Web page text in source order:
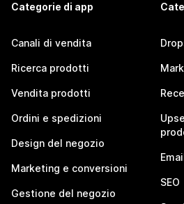
Categorie di app
Canali di vendita
Ricerca prodotti
Vendita prodotti
Ordini e spedizioni
Design del negozio
Marketing e conversioni
Gestione del negozio
SEO